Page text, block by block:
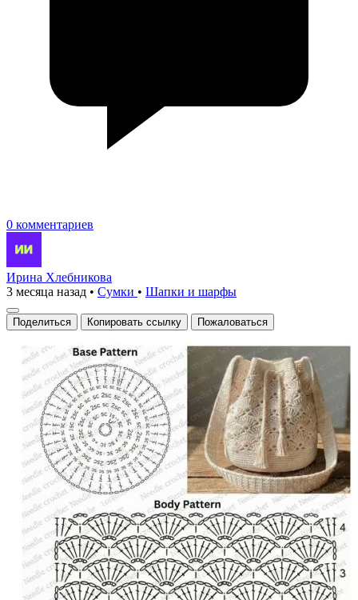
0 комментариев
Ирина Хлебникова
3 месяца назад • Сумки • Шапки и шарфы
Поделиться Копировать ссылку Пожаловаться